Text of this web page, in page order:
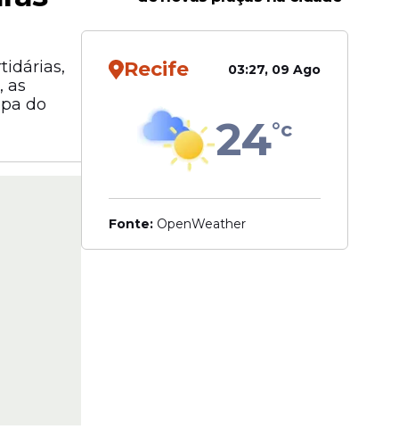
as
do
Recife 03:27, 09 Ago
24°c
Fonte: OpenWeather